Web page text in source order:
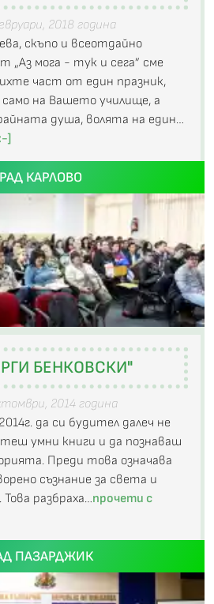
2018 година
скъпо и всеотдайно
„Аз мога - тук и сега” сме
част от един празник,
само на Вашето училище, а
душа, волята на един…
]
КАРЛОВО
БЕНКОВСКИ"
2014 година
да си будител далеч не
умни книги и да познаваш
Преди това означава
съзнание за света и
разбраха…прочети с
ПАЗАРДЖИК